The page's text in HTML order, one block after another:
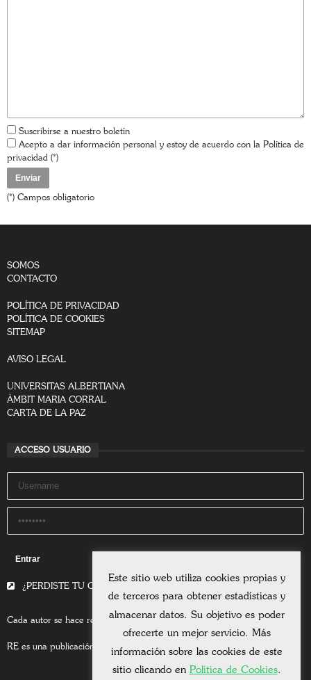
Suscribirse a nuestro boletín
Acepto a dar información personal y estoy de acuerdo con la Política de
privacidad (*)
(*) Campos obligatorio
SOMOS
CONTACTO
POLÍTICA DE PRIVACIDAD
POLÍTICA DE COOKIES
SITEMAP
AVISO LEGAL
UNIVERSITAS ALBERTIANA
ÀMBIT MARIA CORRAL
CARTA DE LA PAZ
ACCESO USUARIO
¿PERDISTE TU CONTRASEÑA?
Cada autor se hace responsable del contenido de sus escritos.
RE es una publicación asociada a la Universitas Albertiana.
Este sitio web utiliza cookies propias y
de terceros para obtener estadísticas y
almacenar datos. Su objetivo es poder
ofrecerte un mejor servicio. Más
información sobre las cookies de este
sitio clicando en Política de Cookies.